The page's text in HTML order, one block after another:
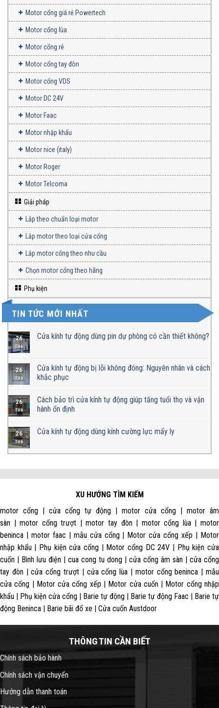
Motor cổng giá rẻ Powertech
Motor cổng lùa
Motor cổng rẻ
Motor cổng tay đòn
Motor cổng VDS
Motor DC 24V
Motor Faac
Motor nhập khẩu
Motor nice (italy)
Motor Roger
Motor Telcoma
Giải pháp
Lắp theo chuẩn loại motor
Lắp motor theo loại cửa cổng
Lắp motor cổng theo nhu cầu
Chọn motor cổng theo hãng
Phụ kiện
TIN TỨC MỚI NHẤT
26
TH6
Cửa kính tự động dùng pin dự phòng có cần thiết không?
26
TH6
Cửa kính tự động bị lỗi không đóng: Nguyên nhân và cách
khắc phục
26
TH6
Cách bảo trì cửa kính tự động giúp tăng tuổi thọ và vận
hành ổn định
26
TH6
Cửa kính tự động dùng kính cường lực mấy ly
XU HƯỚNG TÌM KIẾM
motor cổng | cửa cổng tự động | motor cửa cổng | motor âm
sàn | motor cổng trượt | motor tay đòn | motor cổng lùa | motor
beninca | motor faac | mẫu cửa cổng | Motor cửa cổng xếp | Motor
nhập khẩu | Phụ kiện cửa cổng | Motor cổng DC 24V | Phụ kiện cửa
cuốn | Bình lưu điện | cua cong tu dong | cửa cổng âm sàn | cửa cổng
tay đòn | cửa cổng trượt | cửa cổng lùa | motor cổng beninca | mẫu
cửa cổng | Motor cửa cổng xếp | Motor cửa cuốn | Motor cổng nhập
khẩu | Phụ kiện cửa cổng | Barie tự động | Barie tự động Faac | Barie tự
động Beninca | Barie bãi đổ xe | Cửa cuốn Austdoor
THÔNG TIN CẦN BIẾT
Chính sách bảo hành
Chính sách vận chuyển
Hướng dẫn thanh toán